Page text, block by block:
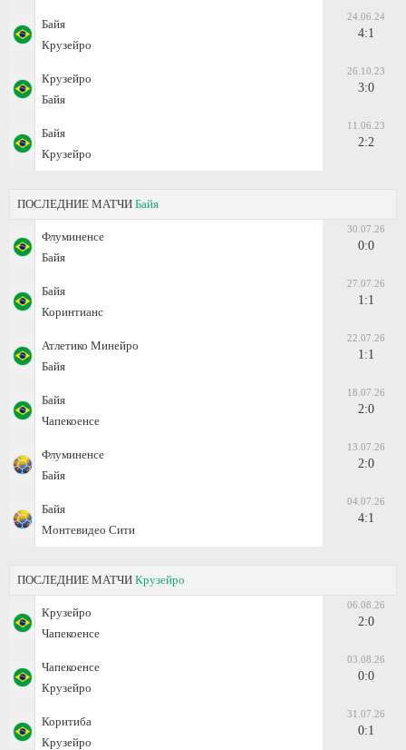
Байя
Крузейро
24.06.24
4:1
Крузейро
Байя
26.10.23
3:0
Байя
Крузейро
11.06.23
2:2
ПОСЛЕДНИЕ МАТЧИ Байя
Флуминенсе
Байя
30.07.26
0:0
Байя
Коринтианс
27.07.26
1:1
Атлетико Минейро
Байя
22.07.26
1:1
Байя
Чапекоенсе
18.07.26
2:0
Флуминенсе
Байя
13.07.26
2:0
Байя
Монтевидео Сити
04.07.26
4:1
ПОСЛЕДНИЕ МАТЧИ Крузейро
Крузейро
Чапекоенсе
06.08.26
2:0
Чапекоенсе
Крузейро
03.08.26
0:0
Коритиба
Крузейро
31.07.26
0:1